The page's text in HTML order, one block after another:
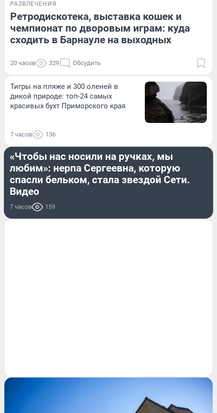
РАЗВЛЕЧЕНИЯ
Ретродискотека, выставка кошек и
чемпионат по дворовым играм: куда
сходить в Барнауле на выходных
20 часов 329 Обсудить
Тигры на пляже и 300 оленей в
дикой природе: топ-24 самых
красивых бухт Приморского края
7 часов 136
ЖИВОТНЫЕ
«Чтобы нас носили на ручках, мы
любим»: нерпа Сергеевна, которую
спасли бельком, стала звездой Сети.
Видео
7 часов 159